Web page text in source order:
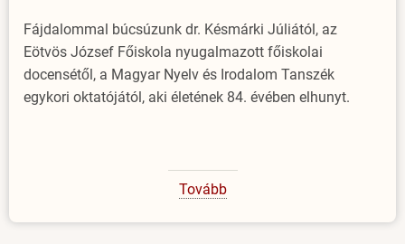
Fájdalommal búcsúzunk dr. Késmárki Júliától, az
Eötvös József Főiskola nyugalmazott főiskolai
docensétől, a Magyar Nyelv és Irodalom Tanszék
egykori oktatójától, aki életének 84. évében elhunyt.
Tovább(Dr.